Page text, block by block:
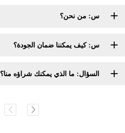
س: من نحن؟
س: كيف يمكننا ضمان الجودة؟
السؤال: ما الذي يمكنك شراؤه منا؟